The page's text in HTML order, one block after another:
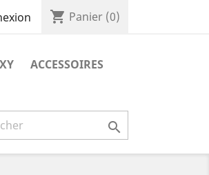
shopping_cart Panier (0)
ACCESSOIRES
